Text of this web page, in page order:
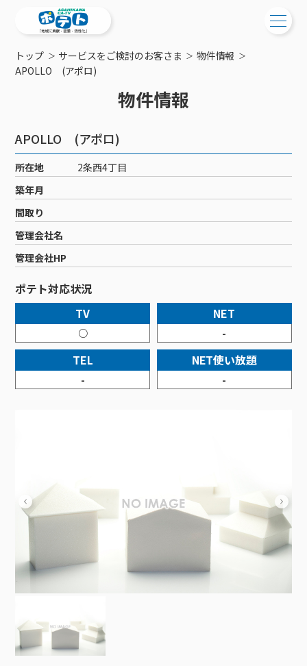
ご検討中の方
工事・配線について
新居をご検討中の方へ
ポテトを導入している集合住宅
物件情報
特典・キャンペーン
おトクな割引サービス
ご加入中の方
ご加入中のサービス確認・変更
WEBメール
サポートサービス
サポートサービストップ
リモートコール
回線速度測定
接続・設定⽅法
訪問サポート＆サポートパックサービス料⾦表
新着情報
メンテナンス・障害情報
ポテトからのプレゼント
イベントカレンダー
講座のご案内
サービス案内
サービス案内
ケーブルテレビ
ケーブルテレビトップ
チャンネル紹介
料⾦プラン
NHK衛星受信料団体⼀括⽀払
機器⼀覧
インターネット
インターネットトップ
料⾦プラン
Wi-Fiサービス
ポテトホーム防犯カメラ
オプションサービス
インターネットギガシェアプラン
固定電話
固定電話トップ
基本料⾦・通話料⾦
オプションサービス
auスマートバリュー
auまとめトーク
ポテトスマートフォントップ
料⾦プラン
機種⼀覧
オプションサービス
でんき
でんきトップ
ポラリンでんき×ポテト
ポテトでんき
暮らしを快適にするサービス
暮らしを快適にするサービストップ
ポテトライフメール
コミチャン
お困りの方はこちら
会社案内
メンテナンス
障害情報
トップ サービスをご検討のお客さま
物件情報
APOLLO (アポロ)
物件情報
APOLLO (アポロ)
所在地
2条西4丁目
築年月
間取り
管理会社名
管理会社HP
ポテト対応状況
TV
○
NET
-
TEL
-
NET使い放題
-